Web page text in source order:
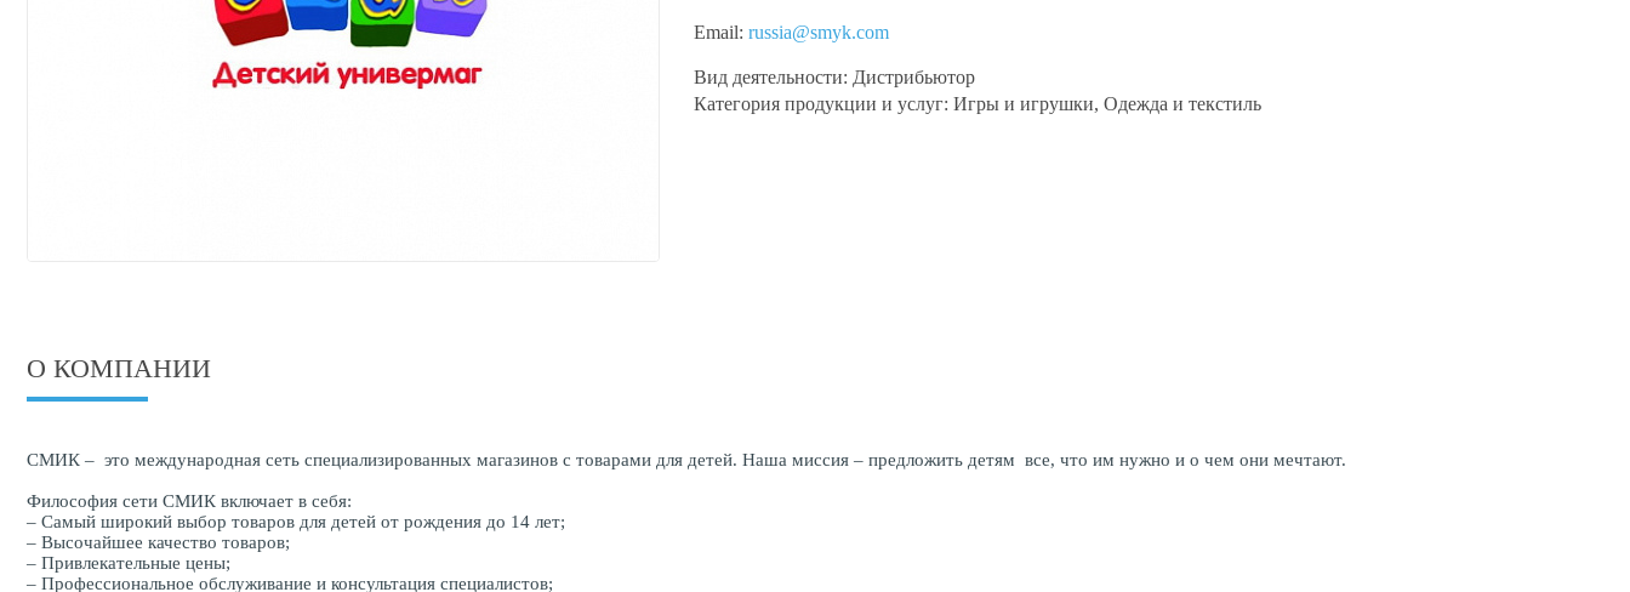
Email: russia@smyk.com
Вид деятельности: Дистрибьютор
Категория продукции и услуг: Игры и игрушки, Одежда и текстиль
О КОМПАНИИ
СМИК – это международная сеть специализированных магазинов с товарами для детей. Наша миссия – предложить детям все, что им нужно и о чем они мечтают.
Философия сети СМИК включает в себя:
– Самый широкий выбор товаров для детей от рождения до 14 лет;
– Высочайшее качество товаров;
– Привлекательные цены;
– Профессиональное обслуживание и консультация специалистов;